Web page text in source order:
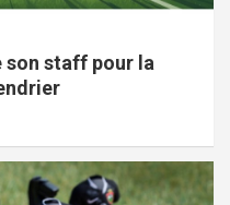
son staff pour la